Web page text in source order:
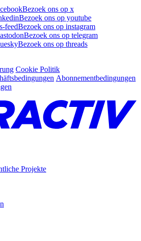
Bezoek ons op x
Bezoek ons op youtube
feedBezoek ons op instagram
Bezoek ons op telegram
Bezoek ons op threads
Cookie Politik
Abonnementbedingungen
Projekte